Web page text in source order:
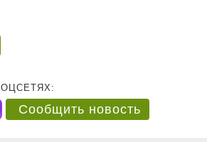
Сообщить новость